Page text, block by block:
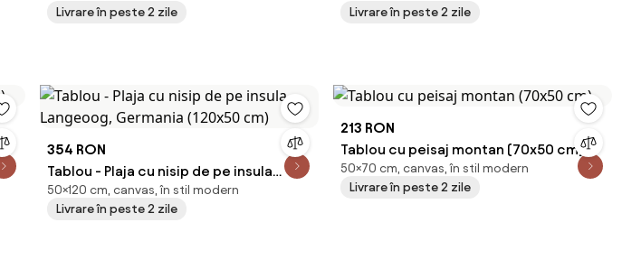
Livrare în peste 2 zile
Livrare în peste 2 zile
354 RON
Tablou - Plaja cu nisip de pe insula
Langeoog, Germania (120x50 cm)
50×120 cm, canvas, în stil modern
Livrare în peste 2 zile
213 RON
Tablou cu peisaj montan (70x50 cm)
50×70 cm, canvas, în stil modern
Livrare în peste 2 zile